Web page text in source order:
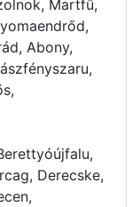
Martfű,
Abony,
Derecske,